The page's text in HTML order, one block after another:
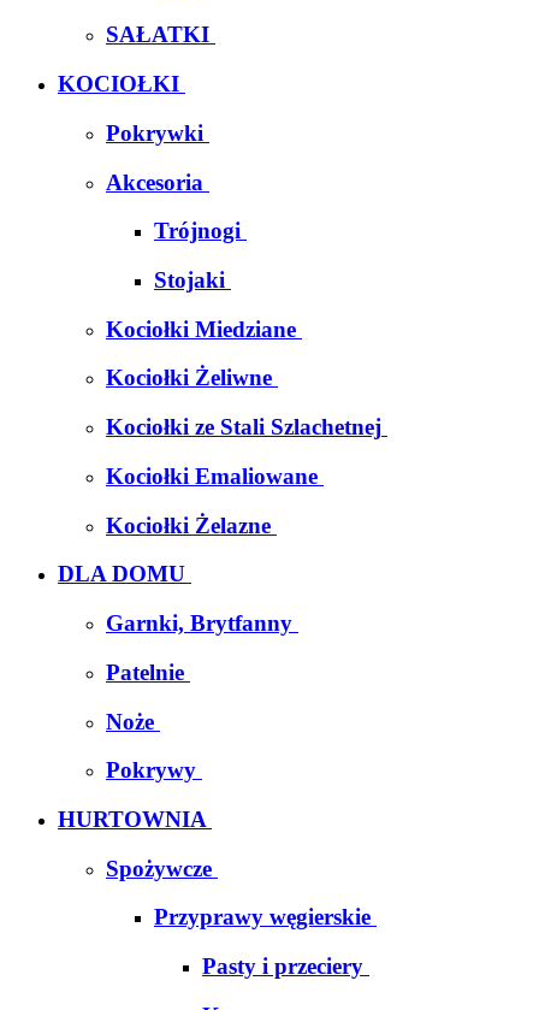
SAŁATKI
KOCIOŁKI
Pokrywki
Akcesoria
Trójnogi
Stojaki
Kociołki Miedziane
Kociołki Żeliwne
Kociołki ze Stali Szlachetnej
Kociołki Emaliowane
Kociołki Żelazne
DLA DOMU
Garnki, Brytfanny
Patelnie
Noże
Pokrywy
HURTOWNIA
Spożywcze
Przyprawy węgierskie
Pasty i przeciery